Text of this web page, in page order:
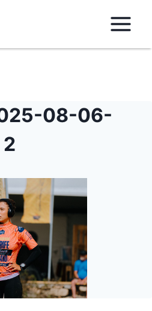
08-06-